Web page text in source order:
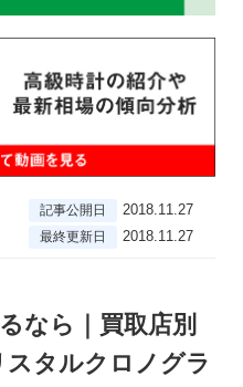
記事公開日 2018.11.27
最終更新日 2018.11.27
なら｜買取店別
タルクロノグラ